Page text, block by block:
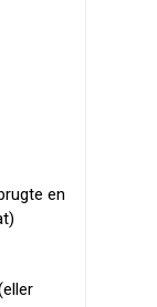
en